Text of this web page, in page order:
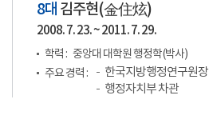
8대 김주현(金住炫)
2008. 7. 23. ~ 2011. 7. 29.
학력 : 중앙대 대학원 행정학(박사)
주요 경력 :
한국지방행정연구원장
행정자치부 차관